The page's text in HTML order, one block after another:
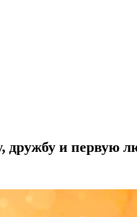
и первую